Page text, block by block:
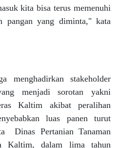
kita bisa terus memenuhi
pangan yang diminta," kata
menghadirkan stakeholder
menjadi sorotan yakni
Kaltim akibat peralihan
luas panen turut
Dinas Pertanian Tanaman
Kaltim, dalam lima tahun